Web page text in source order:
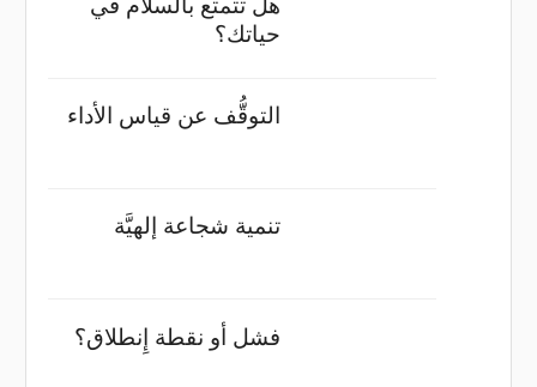
حياتك؟
التوقُّف عن قياس الأداء
تنمية شجاعة إلهيَّة
فشل أو نقطة إِنطلاق؟